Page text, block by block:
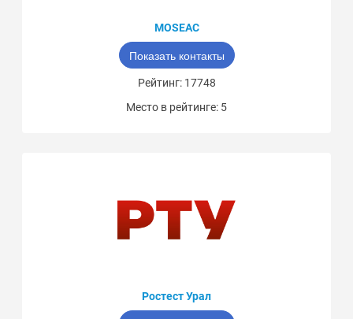
MOSEAC
Показать контакты
Рейтинг: 17748
Место в рейтинге: 5
Ростест Урал